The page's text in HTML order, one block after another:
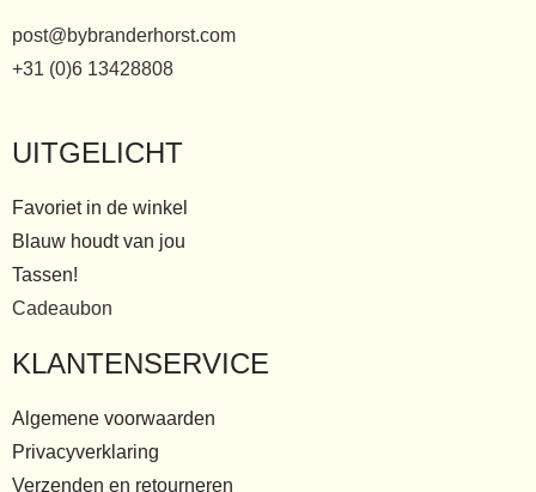
post@bybranderhorst.com
+31 (0)6 13428808
UITGELICHT
Favoriet in de winkel
Blauw houdt van jou
Tassen!
Cadeaubon
KLANTENSERVICE
Algemene voorwaarden
Privacyverklaring
Verzenden en retourneren